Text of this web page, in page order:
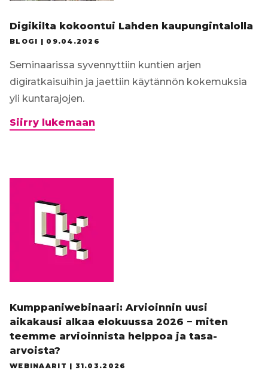
Digikilta kokoontui Lahden kaupungintalolla
BLOGI | 09.04.2026
Seminaarissa syvennyttiin kuntien arjen
digiratkaisuihin ja jaettiin käytännön kokemuksia
yli kuntarajojen.
Siirry lukemaan
Kumppaniwebinaari: Arvioinnin uusi
aikakausi alkaa elokuussa 2026 − miten
teemme arvioinnista helppoa ja tasa-
arvoista?
WEBINAARIT | 31.03.2026